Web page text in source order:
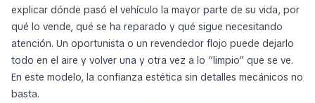
explicar dónde pasó el vehículo la mayor parte de su vida, por
qué lo vende, qué se ha reparado y qué sigue necesitando
atención. Un oportunista o un revendedor flojo puede dejarlo
todo en el aire y volver una y otra vez a lo “limpio” que se ve.
En este modelo, la confianza estética sin detalles mecánicos no
basta.